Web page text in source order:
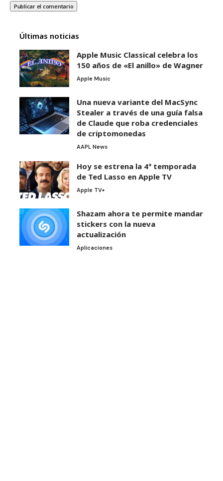
Últimas noticias
Apple Music Classical celebra los
150 años de «El anillo» de Wagner
Apple Music
Una nueva variante del MacSync
Stealer a través de una guía falsa
de Claude que roba credenciales
de criptomonedas
AAPL News
Hoy se estrena la 4ª temporada
de Ted Lasso en Apple TV
Apple TV+
Shazam ahora te permite mandar
stickers con la nueva
actualización
Aplicaciones